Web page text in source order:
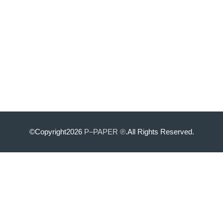
©Copyright2026 P–PAPER ℗.All Rights Reserved.